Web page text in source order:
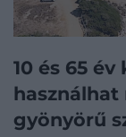
10 és 65
használhat
gyönyörű